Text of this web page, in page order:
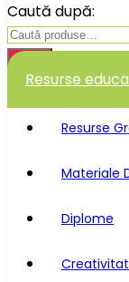
Caută după:
Caută
Resurse
Resurse
Materiale
Diplome